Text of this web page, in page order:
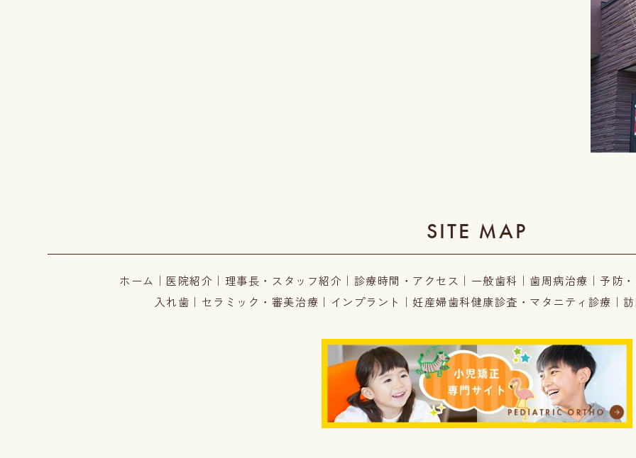
SITE MAP
ホーム ｜ 医院紹介 ｜ 理事長・スタッフ紹介 ｜ 診療時間・アクセス ｜ 一般歯科 ｜ 歯周病治療 ｜予防
入れ歯 ｜ セラミック・審美治療 ｜ インプラント ｜妊産婦歯科健康診査・マタニティ診療 ｜